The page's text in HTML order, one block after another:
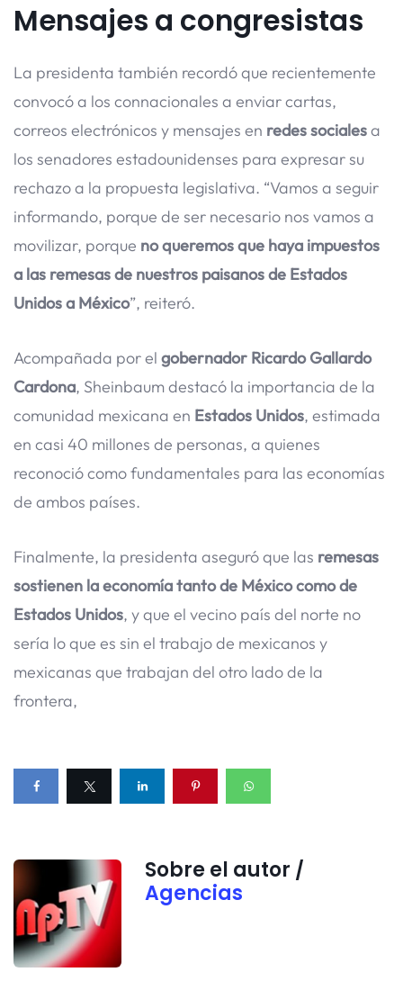
Mensajes a congresistas
La presidenta también recordó que recientemente
convocó a los connacionales a enviar cartas,
correos electrónicos y mensajes en redes socialesa
los senadores estadounidenses para expresar su
rechazo a la propuesta legislativa. “Vamos a seguir
informando, porque de ser necesario nos vamos a
movilizar, porque no queremos que haya impuestos
a las remesas de nuestros paisanos de Estados
Unidos a México”, reiteró.
Acompañada por el gobernador Ricardo Gallardo
Cardona, Sheinbaum destacó la importancia de la
comunidad mexicana en Estados Unidos, estimada
en casi 40 millones de personas, a quienes
reconoció como fundamentales para las economías
de ambos países.
Finalmente, la presidenta aseguró que las remesas
sostienen la economía tanto de México como de
Estados Unidos, y que el vecino país del norte no
sería lo que es sin el trabajo de mexicanos y
mexicanas que trabajan del otro lado de la
frontera,
Sobre el autor /
Agencias